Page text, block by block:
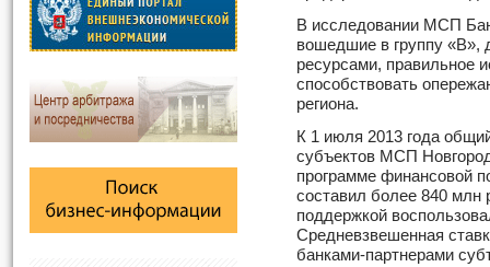
В исследовании МСП
вошедшие в группу «В»,
ресурсами, правильное
способствовать
региона.
К 1 июля 2013 года
субъектов МСП
программе финансовой
составил более 840 млн
поддержкой
Средневзвешенная
банками-партнерами